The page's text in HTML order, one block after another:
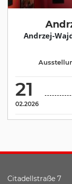
Andrzej-
21
02.2026
Citadellstraße 7